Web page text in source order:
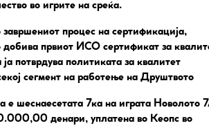
во игрите на среќа.
процес на сертификација,
добива првиот ИСО сертификат за
потврдува политиката за квалитет
сегмент на работење на Друштвото
е шеснаесетата 7ка на играта Новолото
денари, уплатена во Кеопс во